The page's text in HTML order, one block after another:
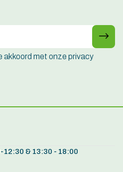
akkoord met onze privacy
& 13:30 - 18:00